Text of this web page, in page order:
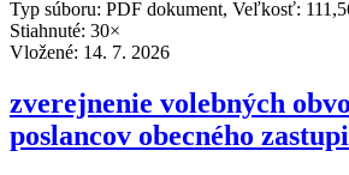
Typ súboru: PDF dokument, Veľkosť:
Stiahnuté: 30×
Vložené: 14. 7. 2026
zverejnenie volebných
poslancov obecného